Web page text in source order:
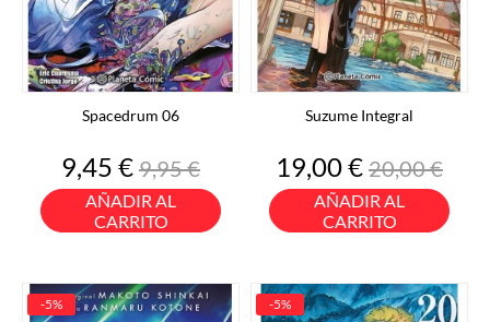
Spacedrum 06
Precio
9,45 €Precio
base
9,95 €
AÑADIR AL
CARRITO
Suzume Integral
Precio
19,00 €Precio
base
20,00 €
AÑADIR AL
CARRITO
-5%
-5%